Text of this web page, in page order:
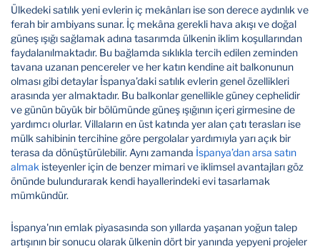
Ülkedeki satılık yeni evlerin iç mekânları ise son derece aydınlık ve
ferah bir ambiyans sunar. İç mekâna gerekli hava akışı ve doğal
güneş ışığı sağlamak adına tasarımda ülkenin iklim koşullarından
faydalanılmaktadır. Bu bağlamda sıklıkla tercih edilen zeminden
tavana uzanan pencereler ve her katın kendine ait balkonunun
olması gibi detaylar İspanya’daki satılık evlerin genel özellikleri
arasında yer almaktadır. Bu balkonlar genellikle güney cephelidir
ve günün büyük bir bölümünde güneş ışığının içeri girmesine de
yardımcı olurlar. Villaların en üst katında yer alan çatı terasları ise
mülk sahibinin tercihine göre pergolalar yardımıyla yarı açık bir
terasa da dönüştürülebilir. Aynı zamanda İspanya’dan arsa satın
almak isteyenler için de benzer mimari ve iklimsel avantajları göz
önünde bulundurarak kendi hayallerindeki evi tasarlamak
mümkündür.
İspanya'nın emlak piyasasında son yıllarda yaşanan yoğun talep
artışının bir sonucu olarak ülkenin dört bir yanında yepyeni projeler